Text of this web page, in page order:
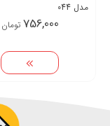
مدل 044
756,000 تومان